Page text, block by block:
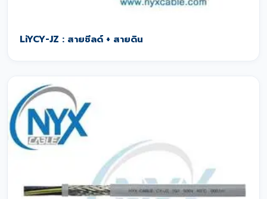
LiYCY-JZ : สายชีลด์ + สายดิน